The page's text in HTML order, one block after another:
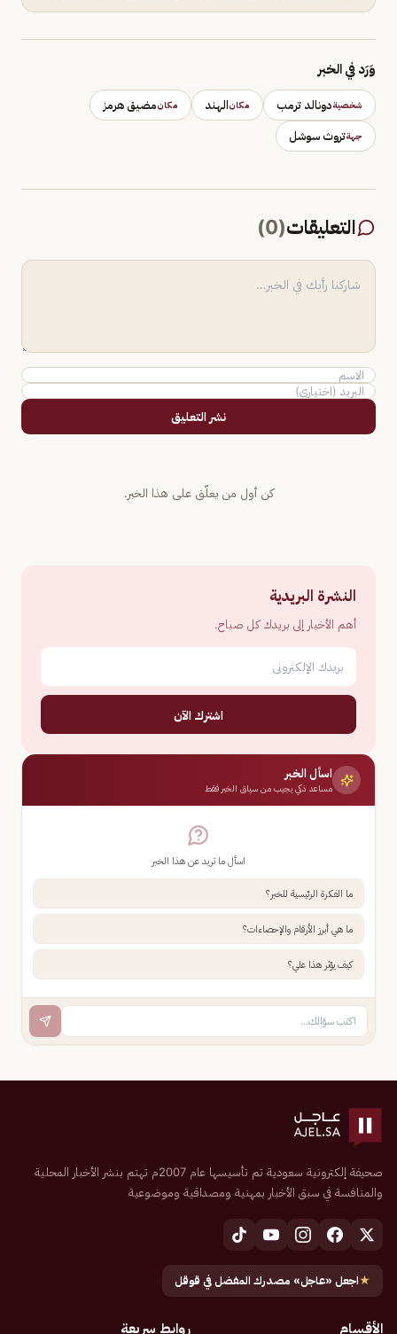
وَرَد في الخبر
شخصيةدونالد ترمب مكانالهند مكانمضيق هرمز
جهةتروث سوشل
التعليقات(
0
)
نشر التعليق
كن أول من يعلّق على هذا الخبر.
النشرة البريدية
أهم الأخبار إلى بريدك كل صباح.
اشترك الآن
اسأل الخبر
مساعد ذكي يجيب من سياق الخبر فقط
اسأل ما تريد عن هذا الخبر
ما الفكرة الرئيسية للخبر؟
ما هي أبرز الأرقام والإحصاءات؟
كيف يؤثر هذا علي؟
صحيفة إلكترونية سعودية تم تأسيسها عام 2007م تهتم بنشر الأخبار المحلية
والمنافسة في سبق الأخبار بمهنية ومصداقية وموضوعية
★اجعل «عاجل» مصدرك المفضل في قوقل
الأقسام روابط سريعة